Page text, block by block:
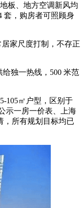
板、地方空调新风均
套，购房者可照顾身
家尺度打制，不存正
独一热线，500 米范
105㎡户型，区别于
示一房一价表、上海
，所有规划目标均已